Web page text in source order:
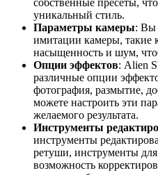
собственные пресеты,
уникальный стиль.
Параметры камеры: Вы
имитации камеры, такие
насыщенность и шум,
Опции эффектов: Alien
различные опции
фотография, размытие,
можете настроить эти
желаемого результата.
Инструменты
инструменты
ретуши, инструменты
возможность